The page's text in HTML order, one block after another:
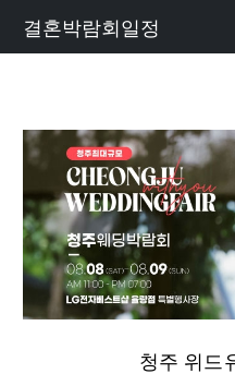
결혼박람회일정
청주 위드